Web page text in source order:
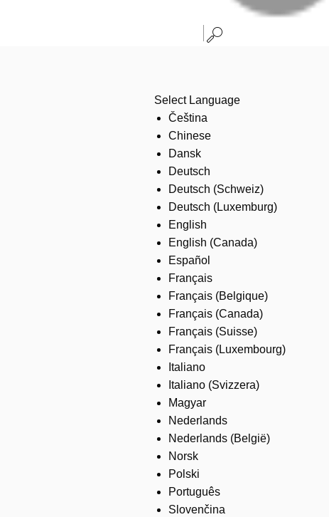
Select Language
Čeština
Chinese
Dansk
Deutsch
Deutsch (Schweiz)
Deutsch (Luxemburg)
English
English (Canada)
Español
Français
Français (Belgique)
Français (Canada)
Français (Suisse)
Français (Luxembourg)
Italiano
Italiano (Svizzera)
Magyar
Nederlands
Nederlands (België)
Norsk
Polski
Português
Slovenčina